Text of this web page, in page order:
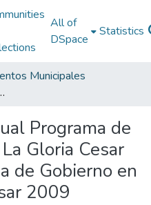
All of
DSpace
Statistics
Municipales
de Gobierno en Línea La Gloria Cesar 2009
Programa de
Gloria Cesar
de Gobierno en
2009